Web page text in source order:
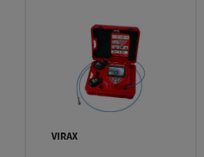
VIRAX